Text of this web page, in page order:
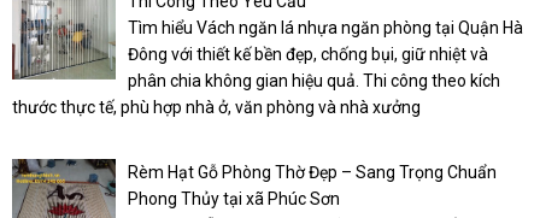
Tìm hiểu Vách ngăn lá nhựa ngăn phòng tại Quận Hà
Đông với thiết kế bền đẹp, chống bụi, giữ nhiệt và
phân chia không gian hiệu quả. Thi công theo kích
thước thực tế, phù hợp nhà ở, văn phòng và nhà xưởng
Rèm Hạt Gỗ Phòng Thờ Đẹp – Sang Trọng Chuẩn
Phong Thủy tại xã Phúc Sơn